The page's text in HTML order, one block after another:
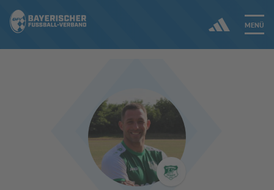
MENÜ
ERGEBNISSE & WETTBEWERBE
SPIELBETRIEB & VERBANDSLEBEN